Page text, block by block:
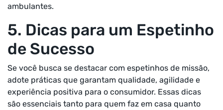
ambulantes.
5. Dicas para um Espetinho
de Sucesso
Se você busca se destacar com espetinhos de missão,
adote práticas que garantam qualidade, agilidade e
experiência positiva para o consumidor. Essas dicas
são essenciais tanto para quem faz em casa quanto